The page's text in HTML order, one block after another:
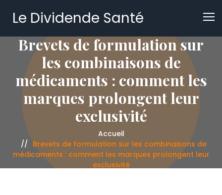
Le Dividende Santé
Brevets de formulation sur
les combinaisons de
médicaments : comment les
marques prolongent leur
exclusivité
Accueil
Brevets de formulation sur les combinaisons de
médicaments : comment les marques prolongent leur
exclusivité